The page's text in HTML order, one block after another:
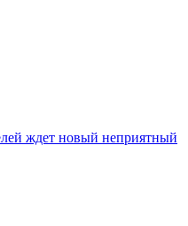
ждет новый неприятный